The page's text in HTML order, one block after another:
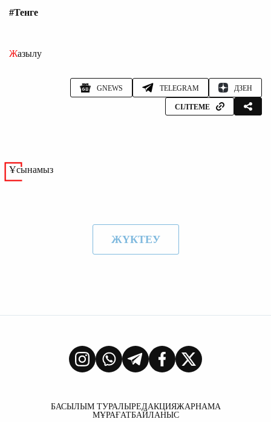
#Тенге
Жазылу
GNEWS TELEGRAM ДЗЕН
СІЛТЕМЕ
Ұсынамыз
ЖҮКТЕУ
БАСЫЛЫМ ТУРАЛЫРЕДАКЦИЯЖАРНАМА
МҰРАҒАТБАЙЛАНЫС